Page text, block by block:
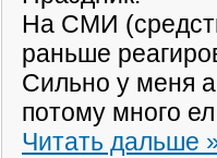
На СМИ
раньше
Сильно у меня
потому много
Читать дальше